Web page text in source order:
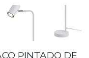
PINTADO DE